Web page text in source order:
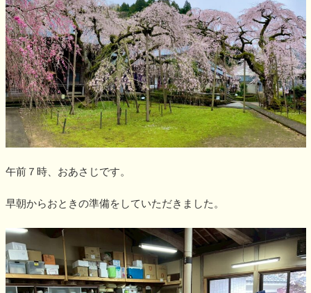
午前７時、おあさじです。
早朝からおときの準備をしていただきました。